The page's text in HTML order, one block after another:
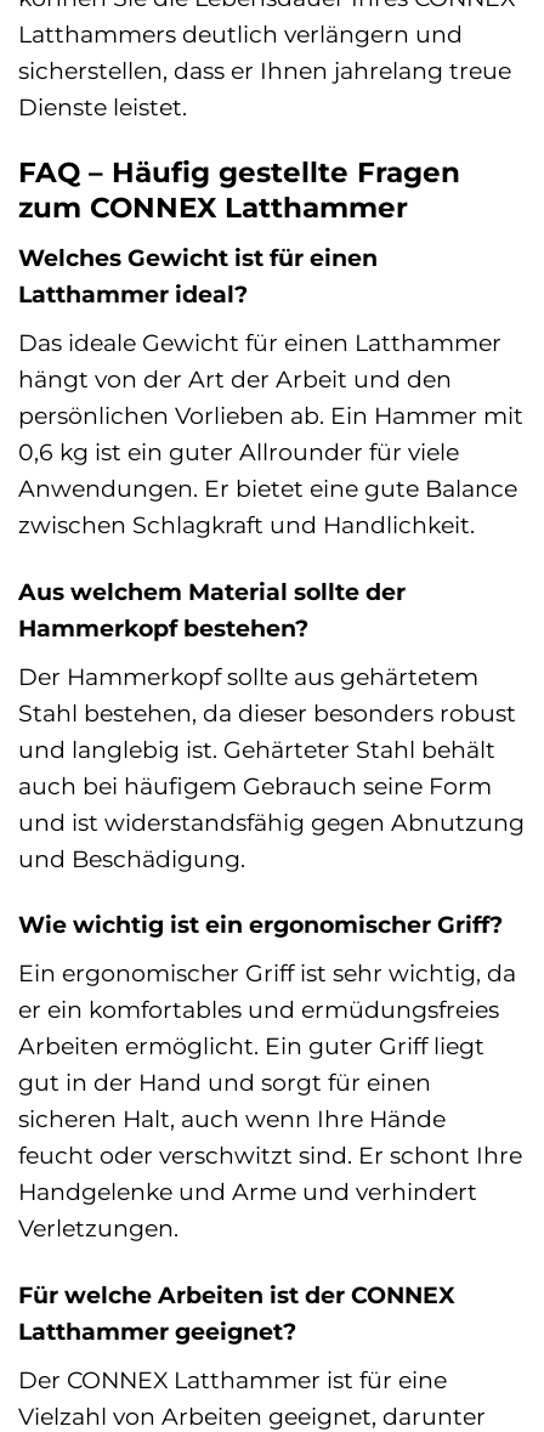
Latthammers deutlich verlängern und
sicherstellen, dass er Ihnen jahrelang treue
Dienste leistet.
FAQ – Häufig gestellte Fragen
zum CONNEX Latthammer
Welches Gewicht ist für einen
Latthammer ideal?
Das ideale Gewicht für einen Latthammer
hängt von der Art der Arbeit und den
persönlichen Vorlieben ab. Ein Hammer mit
0,6 kg ist ein guter Allrounder für viele
Anwendungen. Er bietet eine gute Balance
zwischen Schlagkraft und Handlichkeit.
Aus welchem Material sollte der
Hammerkopf bestehen?
Der Hammerkopf sollte aus gehärtetem
Stahl bestehen, da dieser besonders robust
und langlebig ist. Gehärteter Stahl behält
auch bei häufigem Gebrauch seine Form
und ist widerstandsfähig gegen Abnutzung
und Beschädigung.
Wie wichtig ist ein ergonomischer Griff?
Ein ergonomischer Griff ist sehr wichtig, da
er ein komfortables und ermüdungsfreies
Arbeiten ermöglicht. Ein guter Griff liegt
gut in der Hand und sorgt für einen
sicheren Halt, auch wenn Ihre Hände
feucht oder verschwitzt sind. Er schont Ihre
Handgelenke und Arme und verhindert
Verletzungen.
Für welche Arbeiten ist der CONNEX
Latthammer geeignet?
Der CONNEX Latthammer ist für eine
Vielzahl von Arbeiten geeignet, darunter